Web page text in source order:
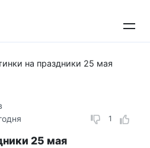
на праздники 25 мая
1
25 мая